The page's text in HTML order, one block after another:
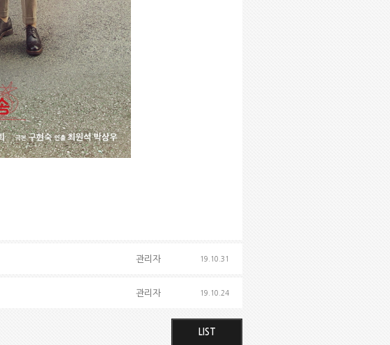
관리자 19.10.31
관리자 19.10.24
LIST